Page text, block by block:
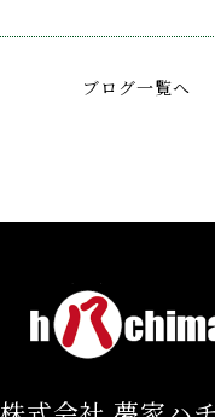
ブログ一覧へ